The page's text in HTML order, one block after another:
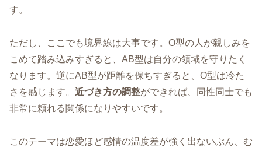
す。
ただし、ここでも境界線は大事です。O型の人が親しみを
こめて踏み込みすぎると、AB型は自分の領域を守りたく
なります。逆にAB型が距離を保ちすぎると、O型は冷た
さを感じます。 近づき方の調整ができれば、同性同士でも
非常に頼れる関係になりやすいです。
このテーマは恋愛ほど感情の温度差が強く出ないぶん、む